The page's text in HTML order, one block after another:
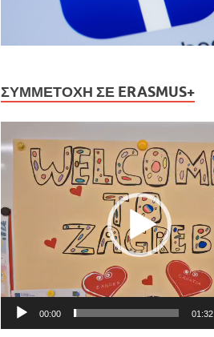
ΣΥΜΜΕΤΟΧΉ ΣΕ ERASMUS+
Αναπαραγωγής
Βίντεο
00:00 01:32